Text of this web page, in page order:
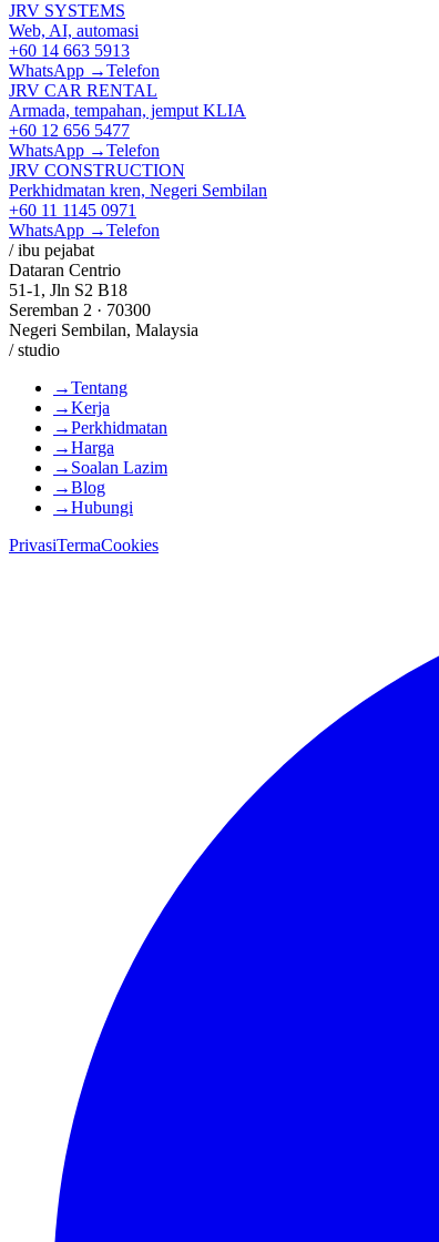
JRV SYSTEMS
Web, AI, automasi
+60 14 663 5913
WhatsApp →Telefon
JRV CAR RENTAL
Armada, tempahan, jemput KLIA
+60 12 656 5477
WhatsApp →Telefon
JRV CONSTRUCTION
Perkhidmatan kren, Negeri Sembilan
+60 11 1145 0971
WhatsApp →Telefon
/ ibu pejabat
Dataran Centrio
51-1, Jln S2 B18
Seremban 2 · 70300
Negeri Sembilan, Malaysia
/ studio
→Tentang
→Kerja
→Perkhidmatan
→Harga
→ Soalan Lazim
→Blog
→Hubungi
PrivasiTermaCookies